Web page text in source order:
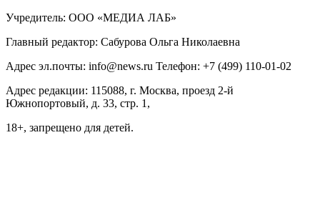
Учредитель: ООО «МЕДИА ЛАБ»
Главный редактор: Сабурова Ольга Николаевна
Адрес эл.почты: info@news.ru Телефон: +7 (499) 110-01-02
Адрес редакции: 115088, г. Москва, проезд 2-й
Южнопортовый, д. 33, стр. 1,
18+, запрещено для детей.